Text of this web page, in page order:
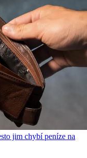
jim chybí peníze na